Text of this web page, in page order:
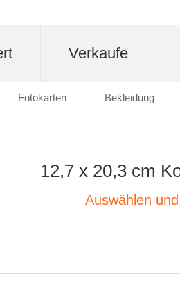
12,7 x 20,3 cm
Auswählen
Verkaufe
Fotokarten Bekleidung